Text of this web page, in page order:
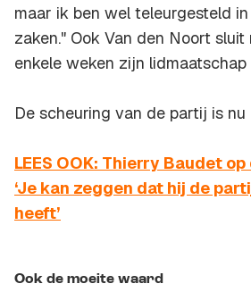
maar ik ben wel teleurgesteld
zaken." Ook Van den Noort
enkele weken zijn lidmaatschap
De scheuring van de partij is
LEES OOK: Thierry Baudet
‘Je kan zeggen dat hij de
heeft’
Ook de moeite waard